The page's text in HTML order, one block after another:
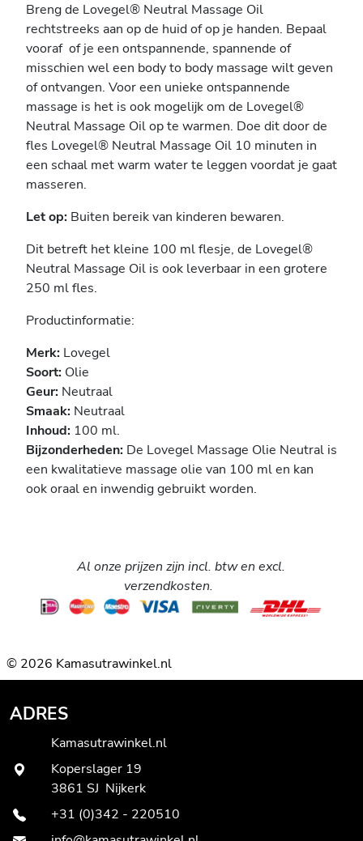
Breng de Lovegel® Neutral Massage Oil
rechtstreeks aan op de huid of op je handen. Bepaal
vooraf of je een ontspannende, spannende of
misschien wel een body to body massage wilt geven
of ontvangen. Voor een unieke ontspannende
massage is het is ook mogelijk om de Lovegel®
Neutral Massage Oil op te warmen. Doe dit door de
fles Lovegel® Neutral Massage Oil 10 minuten in
een schaal met warm water te leggen voordat je gaat
masseren.
Let op: Buiten bereik van kinderen bewaren.
Dit betreft het kleine 100 ml flesje, de Lovegel®
Neutral Massage Oil is ook leverbaar in een grotere
250 ml fles.
Productinformatie:
Merk: Lovegel
Soort: Olie
Geur: Neutraal
Smaak: Neutraal
Inhoud: 100 ml.
Bijzonderheden: De Lovegel Massage Olie Neutral is
een kwalitatieve massage olie van 100 ml en kan
ook oraal en inwendig gebruikt worden.
Al onze prijzen zijn incl. btw en excl.
verzendkosten.
© 2026 Kamasutrawinkel.nl
ADRES
Kamasutrawinkel.nl
Koperslager 19
3861 SJ Nijkerk
+31 (0)342 - 220510